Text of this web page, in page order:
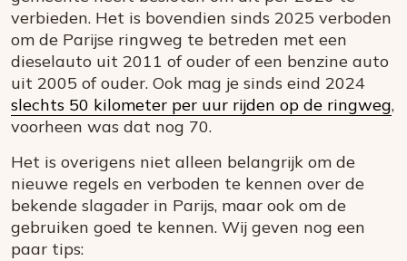
verbieden. Het is bovendien sinds 2025 verboden
om de Parijse ringweg te betreden met een
dieselauto uit 2011 of ouder of een benzine auto
uit 2005 of ouder. Ook mag je sinds eind 2024
slechts 50 kilometer per uur rijden op de ringweg,
voorheen was dat nog 70.
Het is overigens niet alleen belangrijk om de
nieuwe regels en verboden te kennen over de
bekende slagader in Parijs, maar ook om de
gebruiken goed te kennen. Wij geven nog een
paar tips: